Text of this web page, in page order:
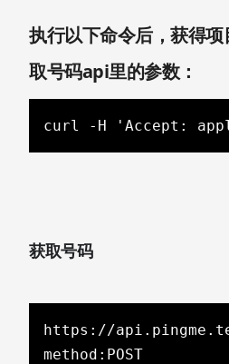
执行以下命令后，获得
取号码api里的参数：
curl -H 'Accept:
获取号码
https://
method:POST